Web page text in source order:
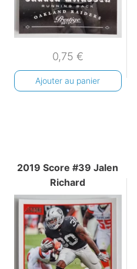
0,75 €
Ajouter au panier
2019 Score #39 Jalen
Richard